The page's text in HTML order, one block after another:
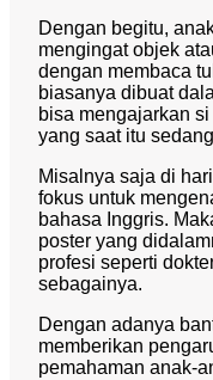
Dengan begitu,
mengingat objek
dengan membaca
biasanya dibuat
bisa mengajarkan
yang saat itu
Misalnya saja di
fokus untuk
bahasa Inggris.
poster yang
profesi seperti
sebagainya.
Dengan adanya
memberikan
pemahaman anak-